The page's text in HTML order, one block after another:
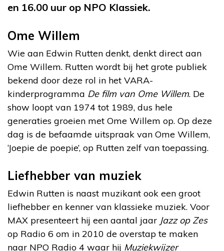
en 16.00 uur op NPO Klassiek.
Ome Willem
Wie aan Edwin Rutten denkt, denkt direct aan
Ome Willem. Rutten wordt bij het grote publiek
bekend door deze rol in het VARA-
kinderprogramma De film van Ome Willem. De
show loopt van 1974 tot 1989, dus hele
generaties groeien met Ome Willem op. Op deze
dag is de befaamde uitspraak van Ome Willem,
‘Joepie de poepie’, op Rutten zelf van toepassing.
Liefhebber van muziek
Edwin Rutten is naast muzikant ook een groot
liefhebber en kenner van klassieke muziek. Voor
MAX presenteert hij een aantal jaar Jazz op Zes
op Radio 6 om in 2010 de overstap te maken
naar NPO Radio 4 waar hij Muziekwijzer